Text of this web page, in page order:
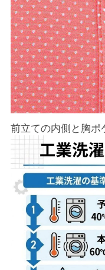
前立ての内側と胸ポ